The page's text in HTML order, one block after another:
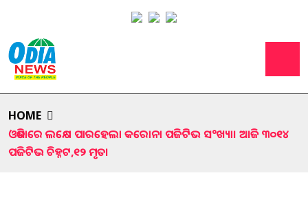
HOME
ଓଡିଶାରେ ଲକ୍ଷେ ପାରହେଲା କରୋନା ପଜିଟିଭ ସ°ଖ୍ୟା। ଆଜି ୩୦୧୪
ପଜିଟିଭ ଚିହ୍ନଟ,୧୨ ମୃତ।